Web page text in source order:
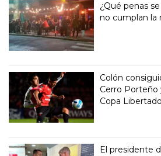
¿Qué penas
no cumplan la
Colón
Cerro Porteño
Copa
El presidente